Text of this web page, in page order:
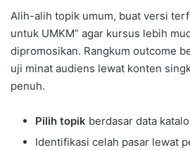
Alih-alih topik umum, buat versi
untuk UMKM” agar kursus lebih
dipromosikan. Rangkum outcome
uji minat audiens lewat konten
penuh.
Pilih topik berdasar data
Identifikasi celah pasar lewat